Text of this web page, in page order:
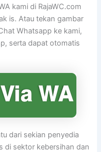
kami di RajaWC.com
is. Atau tekan gambar
Whatsapp ke kami,
serta dapat otomatis
dari sekian penyedia
di sektor kebersihan dan